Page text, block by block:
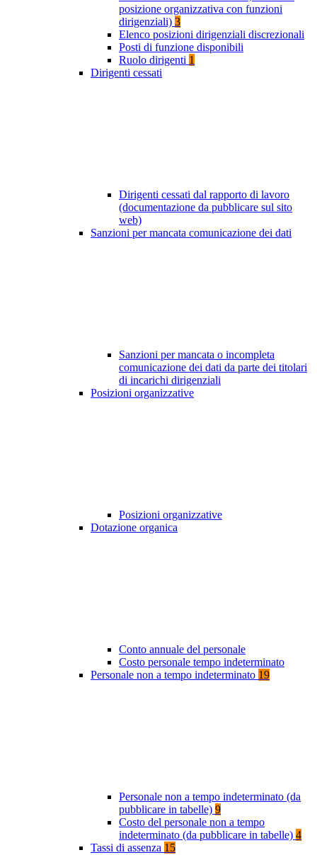
posizione organizzativa con funzioni
dirigenziali) 3
Elenco posizioni dirigenziali discrezionali
Posti di funzione disponibili
Ruolo dirigenti 1
Dirigenti cessati
Dirigenti cessati dal rapporto di lavoro
(documentazione da pubblicare sul sito
web)
Sanzioni per mancata comunicazione dei dati
Sanzioni per mancata o incompleta
comunicazione dei dati da parte dei titolari
di incarichi dirigenziali
Posizioni organizzative
Posizioni organizzative
Dotazione organica
Conto annuale del personale
Costo personale tempo indeterminato
Personale non a tempo indeterminato 19
Personale non a tempo indeterminato (da
pubblicare in tabelle) 9
Costo del personale non a tempo
indeterminato (da pubblicare in tabelle) 4
Tassi di assenza 15